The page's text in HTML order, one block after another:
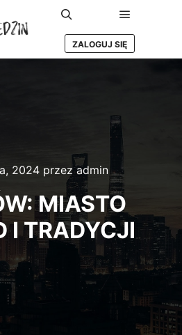
Szukaj Główne
ZALOGUJ SIĘ
2024 przezadmin
MIASTO
I TRADYCJI